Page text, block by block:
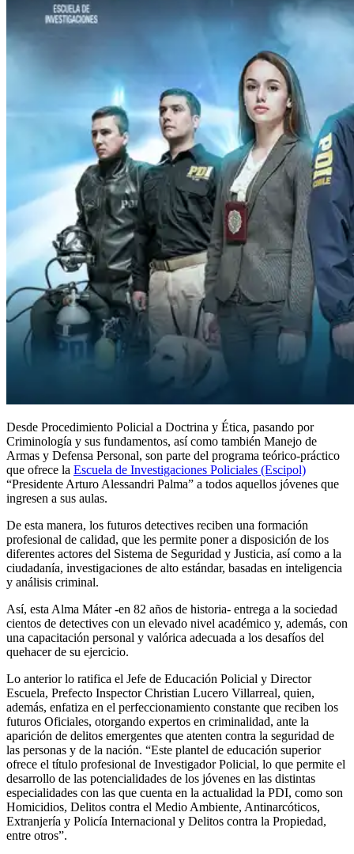
Desde Procedimiento Policial a Doctrina y Ética, pasando por
Criminología y sus fundamentos, así como también Manejo de
Armas y Defensa Personal, son parte del programa teórico-práctico
que ofrece la Escuela de Investigaciones Policiales (Escipol)
“Presidente Arturo Alessandri Palma” a todos aquellos jóvenes que
ingresen a sus aulas.
De esta manera, los futuros detectives reciben una formación
profesional de calidad, que les permite poner a disposición de los
diferentes actores del Sistema de Seguridad y Justicia, así como a la
ciudadanía, investigaciones de alto estándar, basadas en inteligencia
y análisis criminal.
Así, esta Alma Máter -en 82 años de historia- entrega a la sociedad
cientos de detectives con un elevado nivel académico y, además, con
una capacitación personal y valórica adecuada a los desafíos del
quehacer de su ejercicio.
Lo anterior lo ratifica el Jefe de Educación Policial y Director
Escuela, Prefecto Inspector Christian Lucero Villarreal, quien,
además, enfatiza en el perfeccionamiento constante que reciben los
futuros Oficiales, otorgando expertos en criminalidad, ante la
aparición de delitos emergentes que atenten contra la seguridad de
las personas y de la nación. “Este plantel de educación superior
ofrece el título profesional de Investigador Policial, lo que permite el
desarrollo de las potencialidades de los jóvenes en las distintas
especialidades con las que cuenta en la actualidad la PDI, como son
Homicidios, Delitos contra el Medio Ambiente, Antinarcóticos,
Extranjería y Policía Internacional y Delitos contra la Propiedad,
entre otros”.